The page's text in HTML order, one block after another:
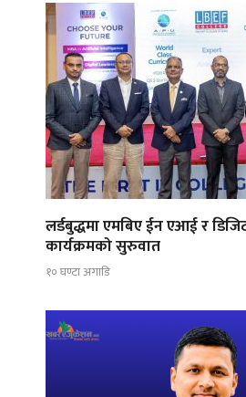
लर्डबुद्धमा एमबिए ईन एआई र
कार्यक्रमको सुरुवात
१० घण्टा अगाडि